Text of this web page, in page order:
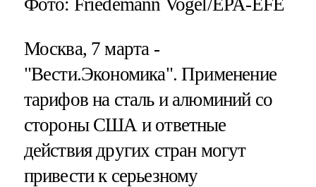
Москва, 7 марта -
"Вести.Экономика".Применение
тарифов на сталь и алюминий со
стороны США и ответные
действия других стран могут
привести к серьезному